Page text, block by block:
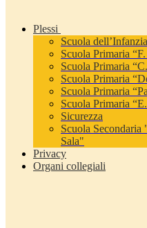
Plessi
Scuola
Scuola Primaria
Scuola Primaria
Scuola Primaria
Scuola Primaria
Scuola Primaria
Sicurezza
Scuola Secondaria
Sala"
Privacy
Organi collegiali